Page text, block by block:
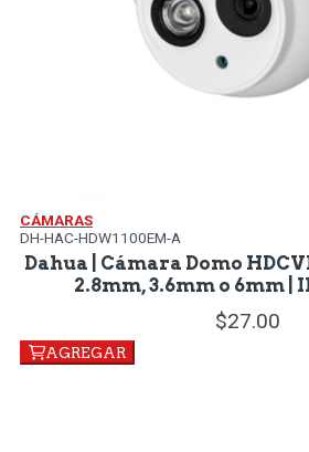
CÁMARAS
DH-HAC-HDW1100EM-A
Dahua | Cámara Domo
2.8mm, 3.6mm o 6mm |
27.00
AGREGAR